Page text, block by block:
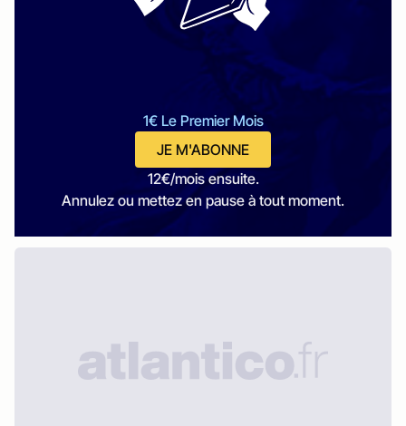
1€ Le Premier Mois
JE M'ABONNE
12€/mois ensuite.
Annulez ou mettez en pause à tout moment.